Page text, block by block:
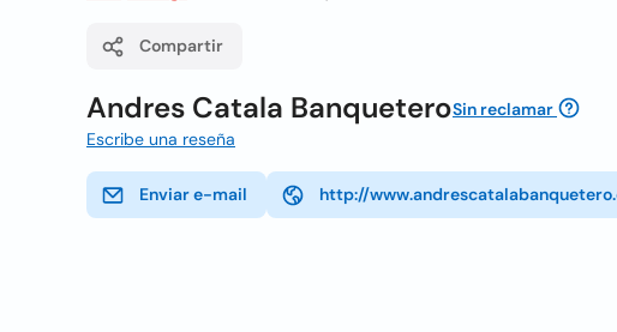
Compartir
Andres Catala BanqueteroSin reclamar
Escribe una reseña
Enviar e-mail http://